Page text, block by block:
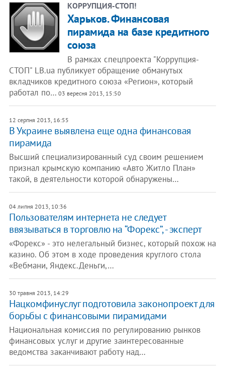
КОРРУПЦИЯ-СТОП!
Харьков. Финансовая
пирамида на базе кредитного
союза
В рамках спецпроекта "Коррупция-
СТОП" LB.ua публикует обращение обманутых
вкладчиков кредитного союза «Регион», который
работал по… 03 вересня 2013, 15:50
12 серпня 2013, 16:55
В Украине выявлена еще одна финансовая
пирамида
Высший специализированный суд своим решением
признал крымскую компанию «Авто Житло План»
такой, в деятельности которой обнаружены…
04 липня 2013, 10:36
​Пользователям интернета не следует
ввязываться в торговлю на “Форекс”, - эксперт
«Форекс» - это нелегальный бизнес, который похож на
казино. Об этом в ходе проведения круглого стола
«Вебмани, Яндекс.Деньги,…
30 травня 2013, 14:29
Нацкомфинуслуг подготовила законопроект для
борьбы с финансовыми пирамидами
Национальная комиссия по регулированию рынков
финансовых услуг и другие заинтересованные
ведомства заканчивают работу над…